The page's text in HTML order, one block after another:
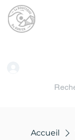
Accueil